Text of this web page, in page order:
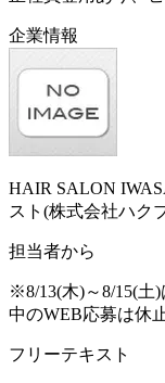
企業情報
HAIR SALON
スト(株式会社ハク
担当者から
※8/13(木)～8/15(土
中のWEB応募は休
フリーテキスト